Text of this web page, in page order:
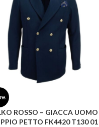
ROSSO – GIACCA UOMO
PETTO FK4420 T130 01